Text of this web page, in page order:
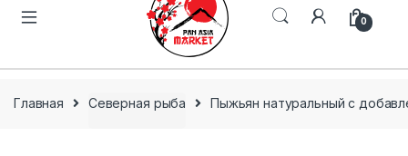
0
Главная Северная рыба Пыжьян натуральный с